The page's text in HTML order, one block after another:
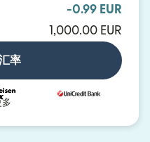
-0.99 EUR
1,000.00 EUR
率
多